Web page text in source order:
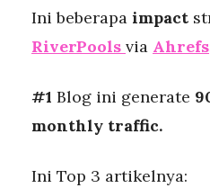
Ini beberapa impact
RiverPools via Ahrefs
#1 Blog ini generate
monthly traffic.
Ini Top 3 artikelnya: